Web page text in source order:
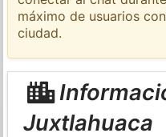
máximo de usuarios
ciudad.
Juxtlahuaca